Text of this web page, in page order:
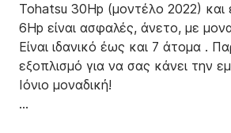
Tohatsu 30Hp (μοντέλο 2022) και
6Hp είναι ασφαλές, άνετο, με
Είναι ιδανικό έως και 7 άτομα .
εξοπλισμό για να σας κάνει την
Ιόνιο μοναδική!